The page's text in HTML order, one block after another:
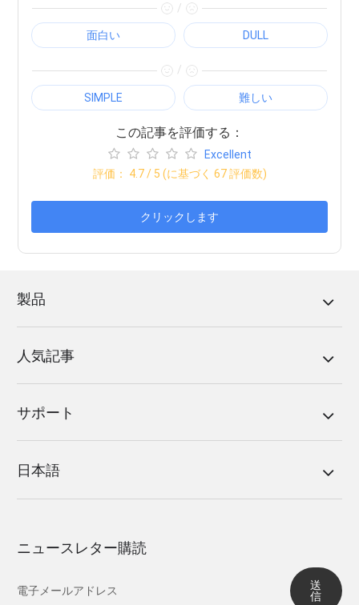
/
面白い DULL
/
SIMPLE 難しい
この記事を評価する：
Excellent
評価： 4.7/ 5 (に基づく 67評価数)
クリックします
製品
人気記事
サポート
日本語
ニュースレター購読
送
信